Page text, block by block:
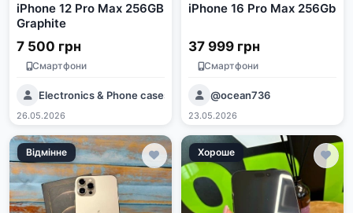
iPhone 12 Pro Max 256GB
Graphite
7 500 грн
Смартфони
Electronics & Phone cases🇺🇦
26.05.2026
iPhone 16 Pro Max 256Gb
37 999 грн
Смартфони
@ocean736
23.05.2026
Відмінне Хороше